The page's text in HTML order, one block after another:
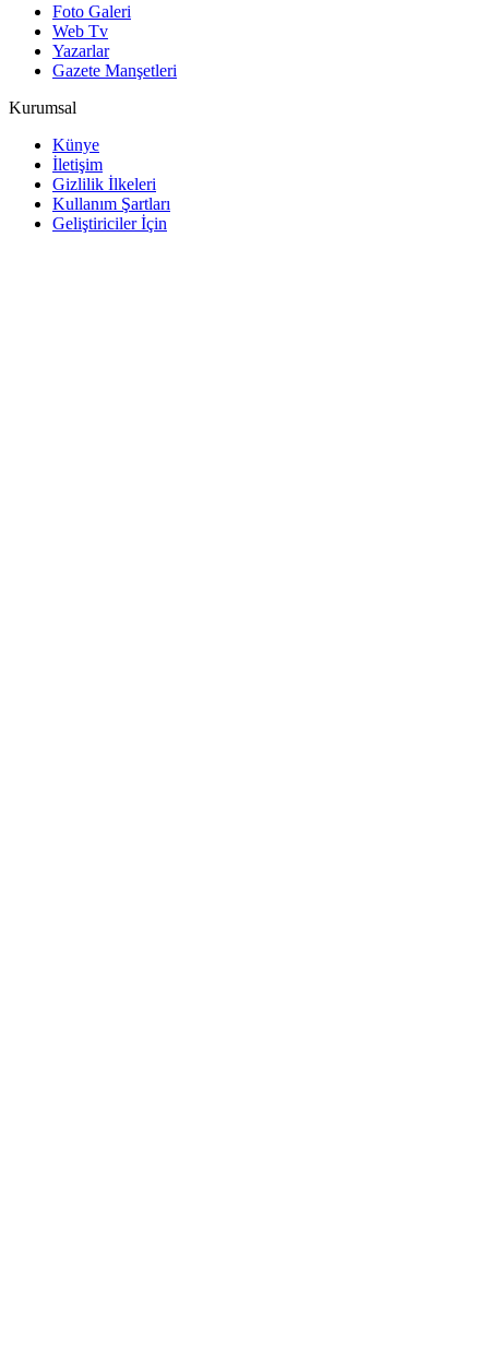
Foto Galeri
Web Tv
Yazarlar
Gazete Manşetleri
Kurumsal
Künye
İletişim
Gizlilik İlkeleri
Kullanım Şartları
Geliştiriciler İçin